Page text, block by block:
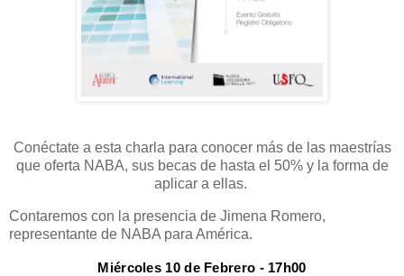
Conéctate a esta charla para conocer más de las maestrías
que oferta NABA, sus becas de hasta el 50% y la forma de
aplicar a ellas.
Contaremos con la presencia de Jimena Romero,
representante de NABA para América.
Miércoles 10 de Febrero - 17h00